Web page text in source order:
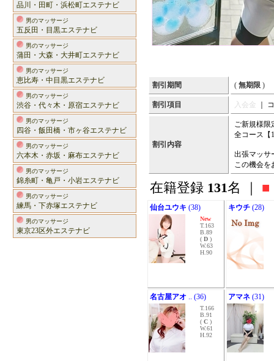
品川・田町・浜松町エステナビ
男のマッサージ
五反田・目黒エステナビ
男のマッサージ
蒲田・大森・大井町エステナビ
男のマッサージ
恵比寿・中目黒エステナビ
男のマッサージ
渋谷・代々木・原宿エステナビ
男のマッサージ
四谷・飯田橋・市ヶ谷エステナビ
男のマッサージ
六本木・赤坂・麻布エステナビ
男のマッサージ
錦糸町・亀戸・小岩エステナビ
男のマッサージ
練馬・下赤塚エステナビ
男のマッサージ
東京23区外エステナビ
割引期間 ( 無期限 )
割引項目 入会金 ｜
割引内容
ご新規様限
全コース【
出張マッサ
この機会を
在籍登録 131名 ｜ ■
仙台ユウキ (38)
New
T.163
B.89
( D )
W.63
H.90
キウチ (28)
名古屋アオ .. (36)
T.166
B.91
( C )
W.61
H.92
アマネ (31)